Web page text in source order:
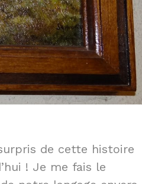
de cette histoire
! Je me fais le